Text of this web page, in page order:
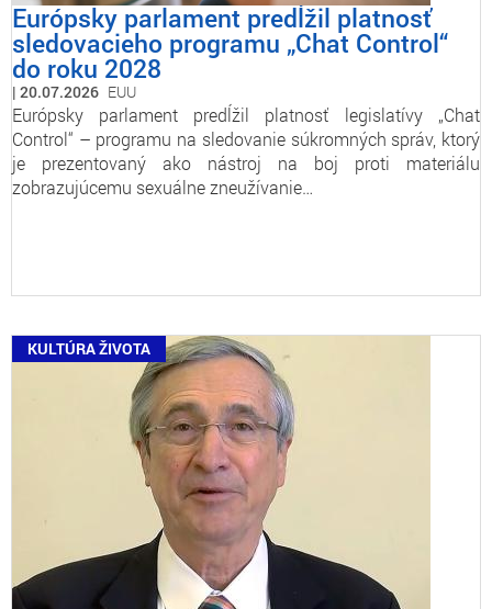
Európsky parlament predĺžil platnosť
sledovacieho programu „Chat Control“
do roku 2028
20.07.2026 EUU
Európsky parlament predĺžil platnosť legislatívy „Chat
Control“ – programu na sledovanie súkromných správ, ktorý
je prezentovaný ako nástroj na boj proti materiálu
zobrazujúcemu sexuálne zneužívanie…
KULTÚRA ŽIVOTA